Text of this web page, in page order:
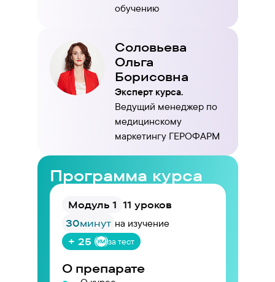
обучению
Соловьева
Ольга
Борисовна
Эксперт курса.
Ведущий менеджер по
медицинскому
маркетингу ГЕРОФАРМ
Программа курса
Модуль 1 11 уроков
30минут на изучение
+ 25
за тест
О препарате